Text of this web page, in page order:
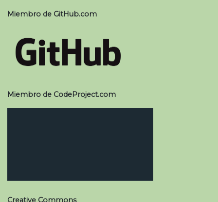
Miembro de GitHub.com
Miembro de CodeProject.com
Creative Commons